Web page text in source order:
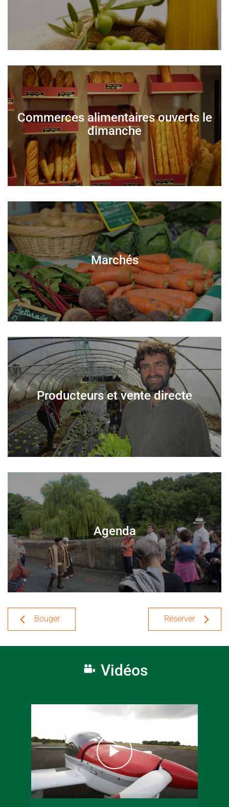
Commerces alimentaires ouverts le
dimanche
Marchés
Producteurs et vente directe
Agenda
Bouger Réserver
Vidéos